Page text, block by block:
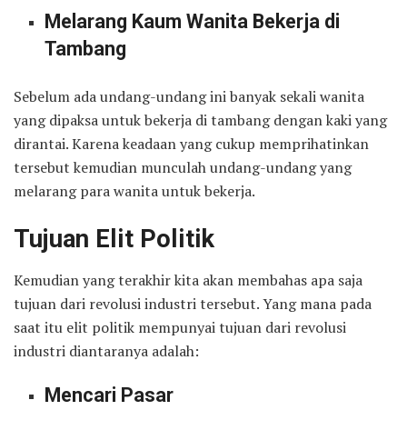
Melarang Kaum Wanita Bekerja di
Tambang
Sebelum ada undang-undang ini banyak sekali wanita
yang dipaksa untuk bekerja di tambang dengan kaki yang
dirantai. Karena keadaan yang cukup memprihatinkan
tersebut kemudian munculah undang-undang yang
melarang para wanita untuk bekerja.
Tujuan Elit Politik
Kemudian yang terakhir kita akan membahas apa saja
tujuan dari revolusi industri tersebut. Yang mana pada
saat itu elit politik mempunyai tujuan dari revolusi
industri diantaranya adalah:
Mencari Pasar